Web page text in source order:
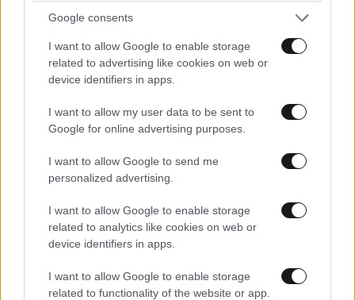
Google consents
I want to allow Google to enable storage
related to advertising like cookies on web or
device identifiers in apps.
I want to allow my user data to be sent to
Google for online advertising purposes.
I want to allow Google to send me
personalized advertising.
I want to allow Google to enable storage
related to analytics like cookies on web or
device identifiers in apps.
I want to allow Google to enable storage
related to functionality of the website or app.
να είναι εγγονή του»